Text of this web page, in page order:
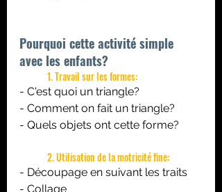
Pourquoi cette activité simple
avec les enfants?
	1. Travail sur les formes:
- C'est quoi un triangle?
- Comment on fait un triangle?
- Quels objets ont cette forme?
	2. Utilisation de la motricité fine:
- Découpage en suivant les traits
- Collage